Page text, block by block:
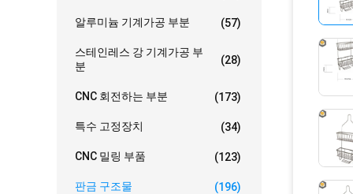
알루미늄 기계가공 부분 (57)
스테인레스 강 기계가공 부
분
(28)
CNC 회전하는 부분 (173)
특수 고정장치 (34)
CNC 밀링 부품 (123)
판금 구조물 (196)